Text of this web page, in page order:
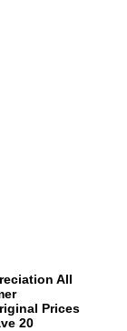
All
Prices
20